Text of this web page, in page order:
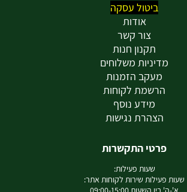
ביטול עסקה
אודות
צור קשר
תקנון חנות
מדיניות משלוחים
מעקב הזמנות
הרשמת לקוחות
מידע נוסף
הצהרת נגישות
פרטי התקשרות
שעות פעילות:
שעות פעילות שירות לקוחות אתר: